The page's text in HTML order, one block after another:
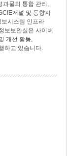
과물의 통합 관리,
저널 및 동향지
시스템 인프라
보보안실은 사이버
개선 활동,
하고 있습니다.